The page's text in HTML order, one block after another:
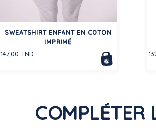
SWEATSHIRT ENFANT EN COTON
IMPRIMÉ
147,00 TND
COMPLÉTER